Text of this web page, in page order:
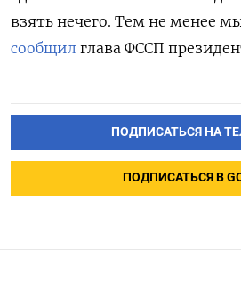
взять нечего. Тем не менее
сообщил глава ФССП
ПОДПИСАТЬСЯ НА
ПОДПИСАТЬСЯ В